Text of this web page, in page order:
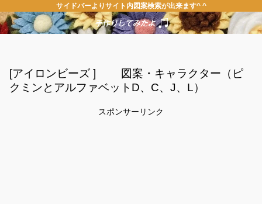
サイドバーよりサイト内図案検索が出来ます^ ^
[アイロンビーズ ] 図案・キャラクター（ピ
クミンとアルファベットD、C、J、L）
スポンサーリンク